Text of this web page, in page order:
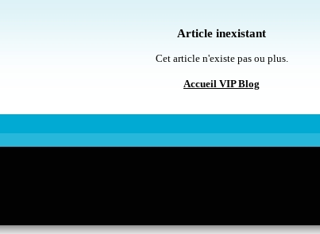
Article inexistant
Cet article n'existe pas ou plus.
Accueil VIP Blog